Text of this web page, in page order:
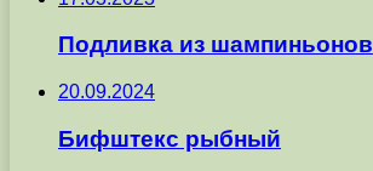
Подливка из шампиньонов
20.09.2024
Бифштекс рыбный